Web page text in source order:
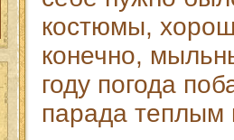
костюмы,
конечно,
году погода
парада теплым